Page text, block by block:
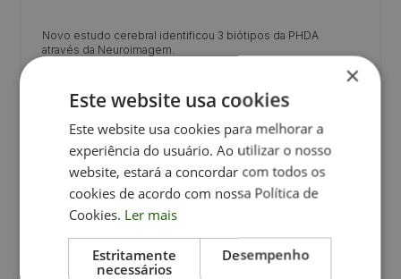
Novo estudo cerebral identificou 3 biótipos da PHDA
através da Neuroimagem.
Crianças Curiosidades
×
Este website usa cookies
Este website usa cookies para melhorar a
experiência do usuário. Ao utilizar o nosso
website, estará a concordar com todos os
cookies de acordo com nossa Política de
Cookies. Ler mais
Estritamente
necessários
Desempenho